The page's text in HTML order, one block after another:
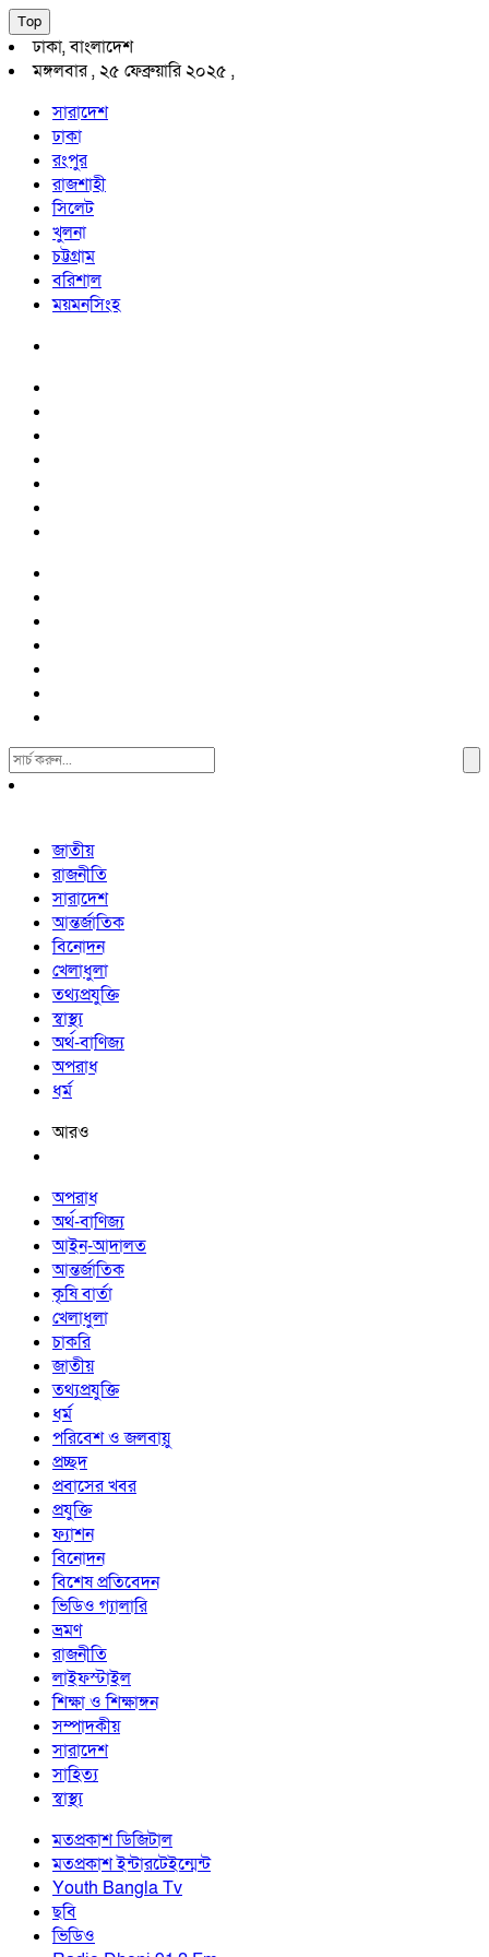
Top
ঢাকা, বাংলাদেশ
মঙ্গলবার , ২৫ ফেব্রুয়ারি ২০২৫ ,
সারাদেশ
ঢাকা
রংপুর
রাজশাহী
সিলেট
খুলনা
চট্টগ্রাম
বরিশাল
ময়মনসিংহ
Search
For:
জাতীয়
রাজনীতি
সারাদেশ
আন্তর্জাতিক
বিনোদন
খেলাধুলা
তথ্যপ্রযুক্তি
স্বাস্থ্য
অর্থ-বাণিজ্য
অপরাধ
ধর্ম
আরও
অপরাধ
অর্থ-বাণিজ্য
আইন-আদালত
আন্তর্জাতিক
কৃষি বার্তা
খেলাধুলা
চাকরি
জাতীয়
তথ্যপ্রযুক্তি
ধর্ম
পরিবেশ ও জলবায়ু
প্রচ্ছদ
প্রবাসের খবর
প্রযুক্তি
ফ্যাশন
বিনোদন
বিশেষ প্রতিবেদন
ভিডিও গ্যালারি
ভ্রমণ
রাজনীতি
লাইফস্টাইল
শিক্ষা ও শিক্ষাঙ্গন
সম্পাদকীয়
সারাদেশ
সাহিত্য
স্বাস্থ্য
মতপ্রকাশ ডিজিটাল
মতপ্রকাশ ইন্টারটেইন্মেন্ট
Youth Bangla Tv
ছবি
ভিডিও